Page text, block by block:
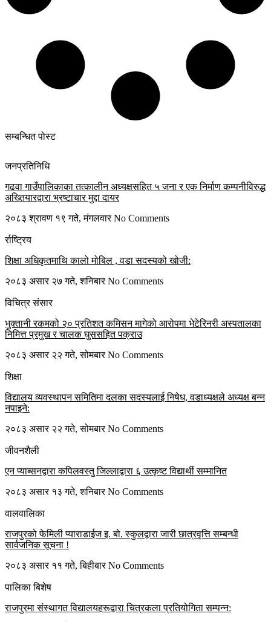
सम्बन्धित पोस्ट
जनप्रतिनिधि
गढवा गाउँपालिकाका तत्कालीन अध्यक्षसहित ५ जना र एक निर्माण कम्पनीविरुद्ध
अख्तियारद्वारा भ्रष्टाचार मुद्दा दायर
२०८३ श्रावण १९ गते, मंगलवारNo Comments
र्राष्ट्रिय
शिक्षा अधिकृतमाथि कालो मोबिल , वडा सदस्यको खोजी:
२०८३ असार २७ गते, शनिबारNo Comments
विचित्र संसार
भुक्तानी रकमको २० प्रतिशत कमिसन मागेको आरोपमा भेटेरिनरी अस्पतालका
निमित्त प्रमुख र चालक घुससहित पक्राउ
२०८३ असार २२ गते, सोमबारNo Comments
शिक्षा
विद्यालय व्यवस्थापन समितिमा दलका सदस्यलाई निषेध, वडाध्यक्षले अध्यक्ष बन्न
नपाइने:
२०८३ असार २२ गते, सोमबारNo Comments
जीवनशैली
एन प्याब्सनद्वारा कपिलवस्तु जिल्लाद्वारा ६ उत्कृष्ट विद्यार्थी सम्मानित
२०८३ असार १३ गते, शनिबारNo Comments
वालवालिका
राजपुरको फेमिली प्याराडाईज इ. बो. स्कुलद्वारा जारी छात्रवृत्ति सम्बन्धी
सार्वजनिक सूचना !
२०८३ असार ११ गते, बिहीबारNo Comments
पालिका बिशेष
राजपुरमा संस्थागत विद्यालयहरूद्वारा चित्रकला प्रतियोगिता सम्पन्न: